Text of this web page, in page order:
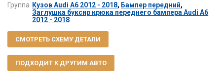
Группа Кузов Audi A6 2012 - 2018, Бампер передний,
Заглушка буксир крюка переднего бампера Audi A6
2012 - 2018
СМОТРЕТЬ СХЕМУ ДЕТАЛИ
ПОДХОДИТ К ДРУГИМ АВТО